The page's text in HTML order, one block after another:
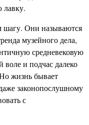
лавку.
шагу. Они называются
музейного дела,
средневековую
воле и подчас далеко
Но жизнь бывает
законопослушному
с